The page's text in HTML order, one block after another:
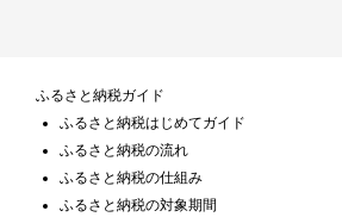
ふるさと納税ガイド
ふるさと納税はじめてガイド
ふるさと納税の流れ
ふるさと納税の仕組み
ふるさと納税の対象期間